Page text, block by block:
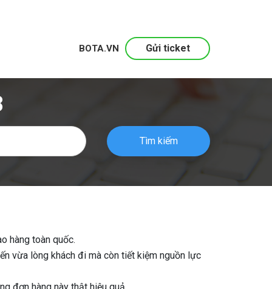
Gửi ticket
BOTA.VN
Tìm kiếm
hàng toàn quốc.
vừa lòng khách đi mà còn tiết kiệm nguồn lực